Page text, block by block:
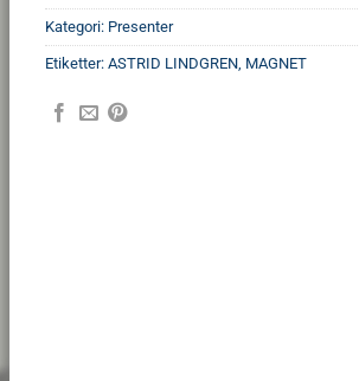
Kategori: Presenter
Etiketter: ASTRID LINDGREN MAGNET